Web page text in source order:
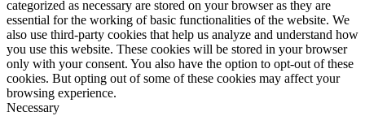
categorized as necessary are stored on your browser as they are
essential for the working of basic functionalities of the website. We
also use third-party cookies that help us analyze and understand how
you use this website. These cookies will be stored in your browser
only with your consent. You also have the option to opt-out of these
cookies. But opting out of some of these cookies may affect your
browsing experience.
Necessary